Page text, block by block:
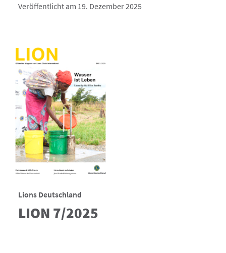
Veröffentlicht am 19. Dezember 2025
Lions Deutschland
LION 7/2025